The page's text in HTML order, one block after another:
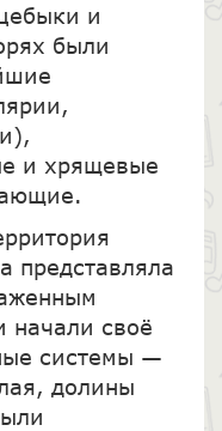
и
были
и хрящевые
представляла
начали своё
системы —
долины